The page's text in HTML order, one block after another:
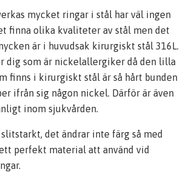
mycket ringar i stål har väl ingen
finna olika kvaliteter av stål men det
är i huvudsak kirurgiskt stål 316L.
dig som är nickelallergiker då den lilla
finns i kirurgiskt stål är så hårt bunden
ifrån sig någon nickel. Därför är även
inom sjukvården.
det ändrar inte färg så med
perfekt material att använd vid